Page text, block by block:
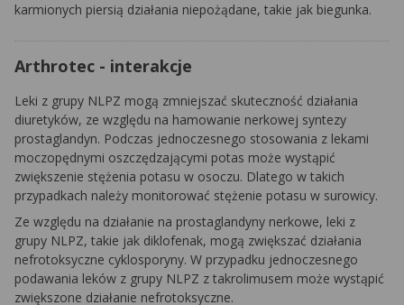
karmionych piersią działania niepożądane, takie jak biegunka.
Arthrotec - interakcje
Leki z grupy NLPZ mogą zmniejszać skuteczność działania
diuretyków, ze względu na hamowanie nerkowej syntezy
prostaglandyn. Podczas jednoczesnego stosowania z lekami
moczopędnymi oszczędzającymi potas może wystąpić
zwiększenie stężenia potasu w osoczu. Dlatego w takich
przypadkach należy monitorować stężenie potasu w surowicy.
Ze względu na działanie na prostaglandyny nerkowe, leki z
grupy NLPZ, takie jak diklofenak, mogą zwiększać działania
nefrotoksyczne cyklosporyny. W przypadku jednoczesnego
podawania leków z grupy NLPZ z takrolimusem może wystąpić
zwiększone działanie nefrotoksyczne.